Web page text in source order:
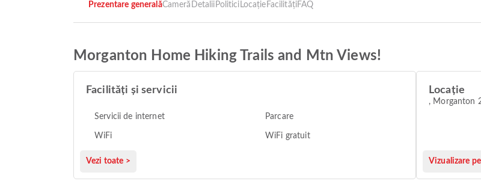
Prezentare generalăCameră Detalii Politici Locație FacilitățiFAQ
Morganton Home Hiking Trails and Mtn Views!
Facilități și servicii
Servicii de internet Parcare
WiFi WiFi gratuit
Vezi toate >
Locație
, Morganton
Vizualizare